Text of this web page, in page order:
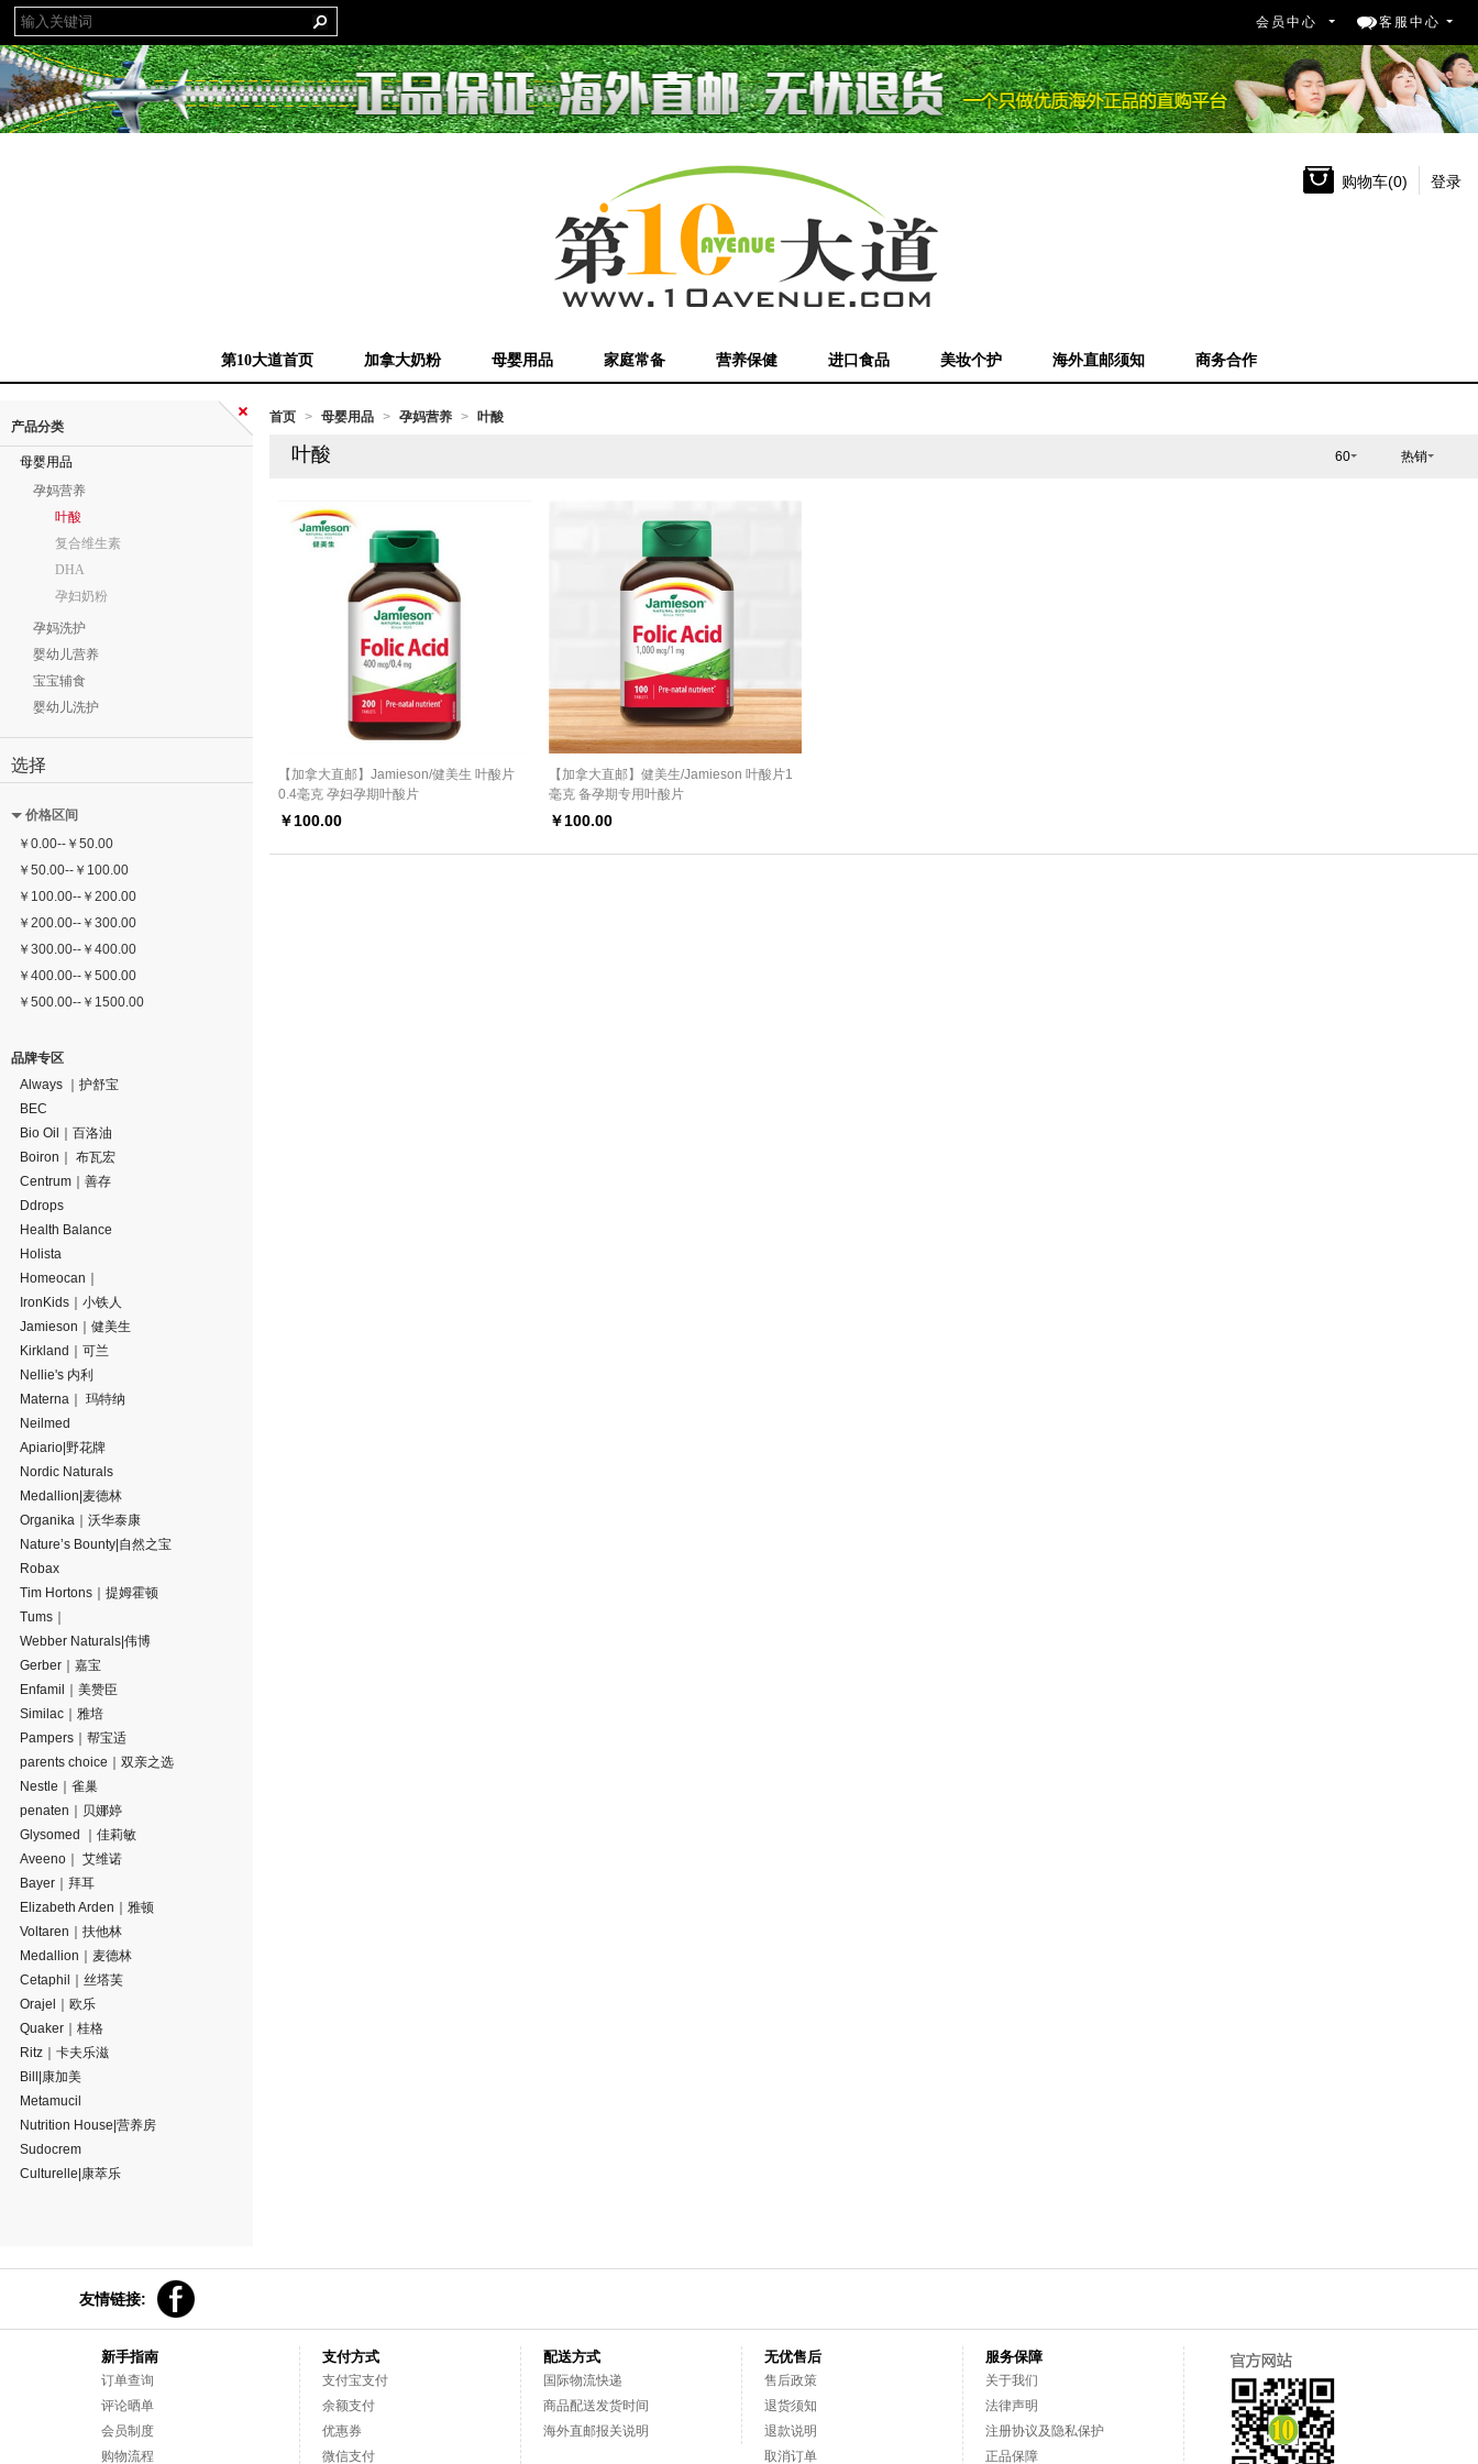
会员中心 客服中心
登录
购物车(0)
第10大道首页 加拿大奶粉 母婴用品 家庭常备 营养保健 进口食品 美妆个护 海外直邮须知 商务合作
首页 > 母婴用品 > 孕妈营养 > 叶酸
叶酸 60 热销
【加拿大直邮】Jamieson/健美生 叶酸片
0.4毫克 孕妇孕期叶酸片
￥100.00
【加拿大直邮】健美生/Jamieson 叶酸片1
毫克 备孕期专用叶酸片
￥100.00
产品分类
母婴用品
孕妈营养
叶酸
复合维生素
DHA
孕妇奶粉
孕妈洗护
婴幼儿营养
宝宝辅食
婴幼儿洗护
选择
价格区间
￥ 0.00-- ￥ 50.00
￥ 50.00-- ￥ 100.00
￥ 100.00-- ￥ 200.00
￥ 200.00-- ￥ 300.00
￥ 300.00-- ￥ 400.00
￥ 400.00-- ￥ 500.00
￥ 500.00-- ￥ 1500.00
品牌专区
Always ｜护舒宝
BEC
Bio Oil｜百洛油
Boiron｜ 布瓦宏
Centrum｜善存
Ddrops
Health Balance
Holista
Homeocan｜
IronKids｜小铁人
Jamieson｜健美生
Kirkland｜可兰
Nellie's 内利
Materna｜ 玛特纳
Neilmed
Apiario|野花牌
Nordic Naturals
Medallion|麦德林
Organika｜沃华泰康
Nature’s Bounty|自然之宝
Robax
Tim Hortons｜提姆霍顿
Tums｜
Webber Naturals|伟博
Gerber｜嘉宝
Enfamil｜美赞臣
Similac｜雅培
Pampers｜帮宝适
parents choice｜双亲之选
Nestle｜雀巢
penaten｜贝娜婷
Glysomed ｜佳莉敏
Aveeno｜ 艾维诺
Bayer｜拜耳
Elizabeth Arden｜雅顿
Voltaren｜扶他林
Medallion｜麦德林
Cetaphil｜丝塔芙
Orajel｜欧乐
Quaker｜桂格
Ritz｜卡夫乐滋
Bill|康加美
Metamucil
Nutrition House|营养房
Sudocrem
Culturelle|康萃乐
友情链接:
新手指南
订单查询
评论晒单
会员制度
购物流程
支付方式
支付宝支付
余额支付
优惠券
微信支付
配送方式
国际物流快递
商品配送发货时间
海外直邮报关说明
无优售后
售后政策
退货须知
退款说明
取消订单
服务保障
关于我们
法律声明
注册协议及隐私保护
正品保障